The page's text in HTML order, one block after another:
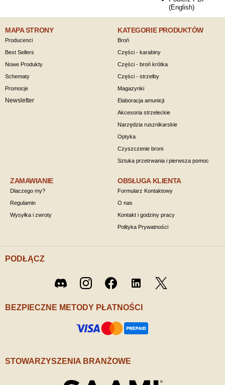
(English)
MAPA STRONY
Producenci
Best Sellers
Nowe Produkty
Schematy
Promocje
Newsletter
KATEGORIE PRODUKTÓW
Broń
Części - karabiny
Części - broń krótka
Części - strzelby
Magazynki
Elaboracja amunicji
Akcesoria strzeleckie
Narzędzia rusznikarskie
Optyka
Czyszczenie broni
Sztuka przetrwania i pierwsza pomoc
ZAMAWIANIE
Dlaczego my?
Regulamin
Wysyłka i zwroty
OBSŁUGA KLIENTA
Formularz Kontaktowy
O nas
Kontakt i godziny pracy
Polityka Prywatności
PODŁĄCZ
Discord Instagram Facebook LinkedIn
BEZPIECZNE METODY PŁATNOŚCI
STOWARZYSZENIA BRANŻOWE